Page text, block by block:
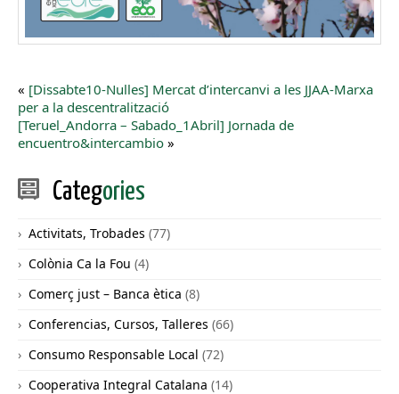
« [Dissabte10-Nulles] Mercat d’intercanvi a les JJAA-Marxa
per a la descentralització
[Teruel_Andorra – Sabado_1Abril] Jornada de
encuentro&intercambio »
Categories
Activitats, Trobades (77)
Colònia Ca la Fou (4)
Comerç just – Banca ètica (8)
Conferencias, Cursos, Talleres (66)
Consumo Responsable Local (72)
Cooperativa Integral Catalana (14)